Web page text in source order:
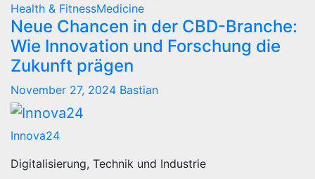
Health & FitnessMedicine
Neue Chancen in der CBD-Branche:
Wie Innovation und Forschung die
Zukunft prägen
November 27, 2024 Bastian
Innova24
Digitalisierung, Technik und Industrie